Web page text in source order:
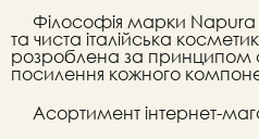
Філософія марки
та чиста італійська
розроблена за принципом
посилення кожного
Асортимент інтернет-